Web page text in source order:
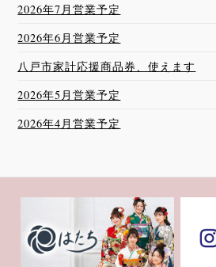
2026年7月営業予定
2026年6月営業予定
八戸市家計応援商品券、使えます
2026年5月営業予定
2026年4月営業予定